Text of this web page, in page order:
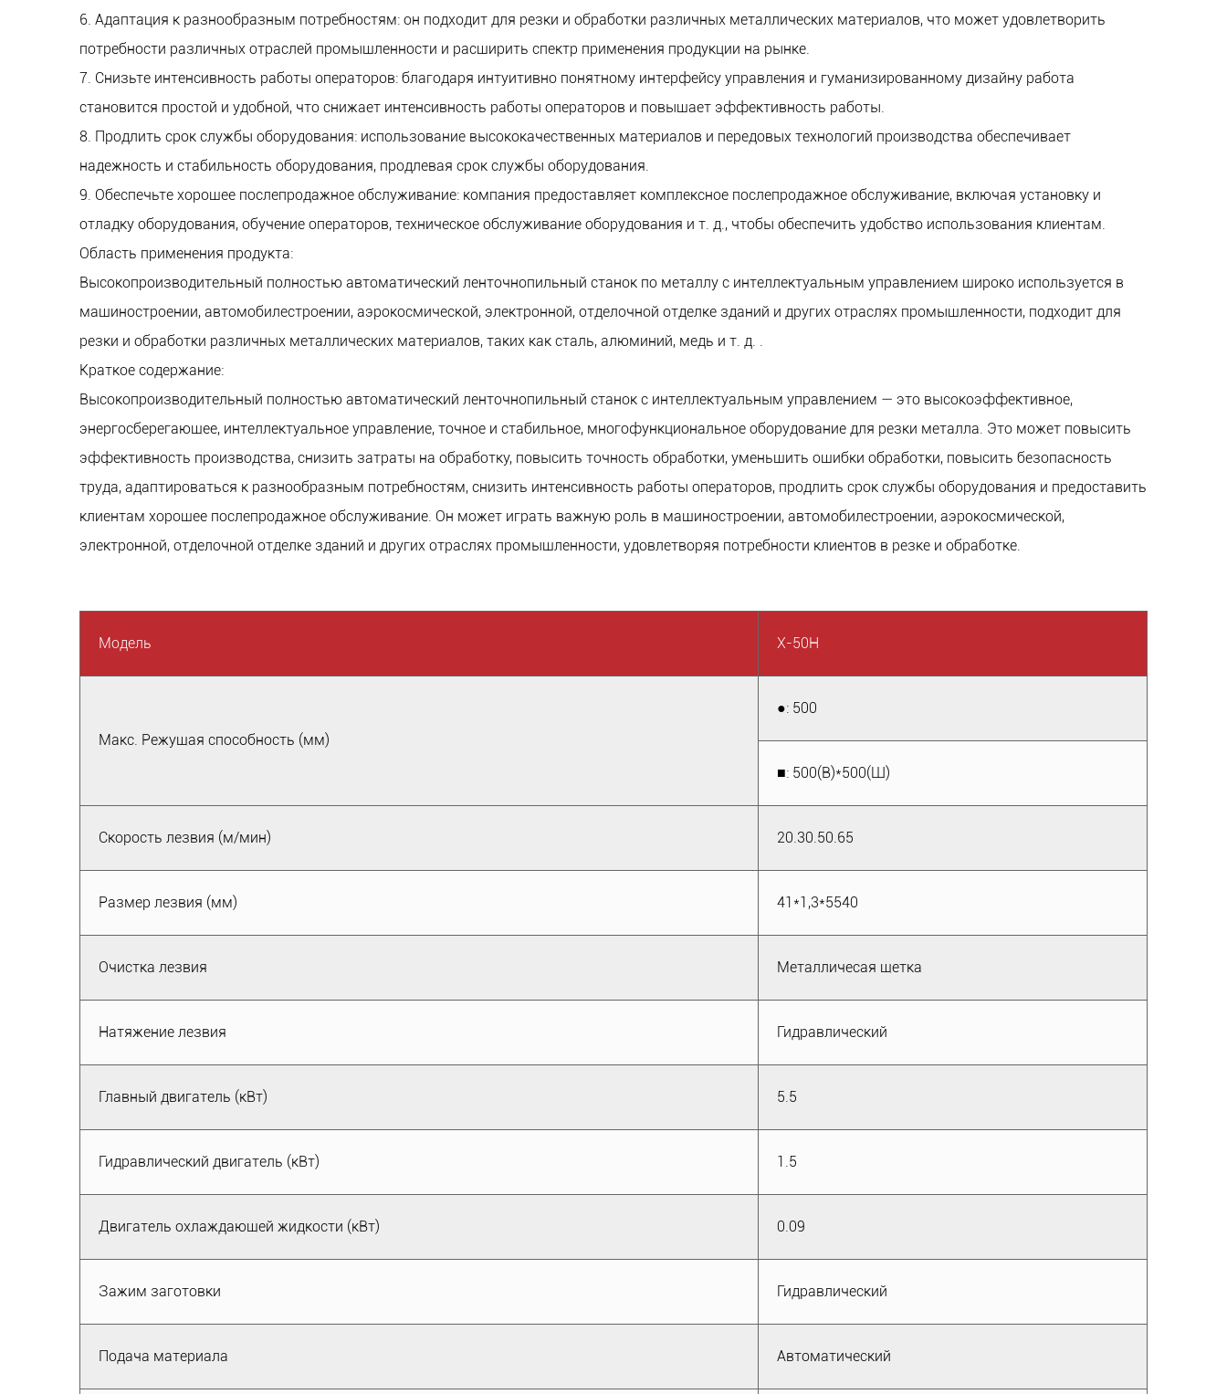
6. Адаптация к разнообразным потребностям: он подходит для резки и обработки различных металлических материалов, что может удовлетворить
потребности различных отраслей промышленности и расширить спектр применения продукции на рынке.
7. Снизьте интенсивность работы операторов: благодаря интуитивно понятному интерфейсу управления и гуманизированному дизайну работа
становится простой и удобной, что снижает интенсивность работы операторов и повышает эффективность работы.
8. Продлить срок службы оборудования: использование высококачественных материалов и передовых технологий производства обеспечивает
надежность и стабильность оборудования, продлевая срок службы оборудования.
9. Обеспечьте хорошее послепродажное обслуживание: компания предоставляет комплексное послепродажное обслуживание, включая установку и
отладку оборудования, обучение операторов, техническое обслуживание оборудования и т. д., чтобы обеспечить удобство использования клиентам.
Область применения продукта:
Высокопроизводительный полностью автоматический ленточнопильный станок по металлу с интеллектуальным управлением широко используется в
машиностроении, автомобилестроении, аэрокосмической, электронной, отделочной отделке зданий и других отраслях промышленности, подходит для
резки и обработки различных металлических материалов, таких как сталь, алюминий, медь и т. д. .
Краткое содержание:
Высокопроизводительный полностью автоматический ленточнопильный станок с интеллектуальным управлением — это высокоэффективное,
энергосберегающее, интеллектуальное управление, точное и стабильное, многофункциональное оборудование для резки металла. Это может повысить
эффективность производства, снизить затраты на обработку, повысить точность обработки, уменьшить ошибки обработки, повысить безопасность
труда, адаптироваться к разнообразным потребностям, снизить интенсивность работы операторов, продлить срок службы оборудования и предоставить
клиентам хорошее послепродажное обслуживание. Он может играть важную роль в машиностроении, автомобилестроении, аэрокосмической,
электронной, отделочной отделке зданий и других отраслях промышленности, удовлетворяя потребности клиентов в резке и обработке.
Модель Х-50Н
Макс. Режущая способность (мм)
●: 500
■: 500(В)*500(Ш)
Скорость лезвия (м/мин) 20.30.50.65
Размер лезвия (мм) 41*1,3*5540
Очистка лезвия Металличесая щетка
Натяжение лезвия Гидравлический
Главный двигатель (кВт) 5.5
Гидравлический двигатель (кВт) 1.5
Двигатель охлаждающей жидкости (кВт) 0.09
Зажим заготовки Гидравлический
Подача материала Автоматический